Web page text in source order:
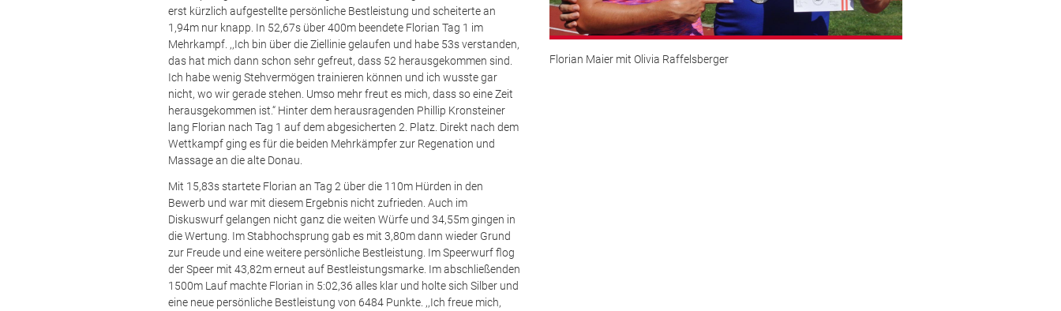
erst kürzlich aufgestellte persönliche Bestleistung und scheiterte an
1,94m nur knapp. In 52,67s über 400m beendete Florian Tag 1 im
Mehrkampf. ,,Ich bin über die Ziellinie gelaufen und habe 53s verstanden,
das hat mich dann schon sehr gefreut, dass 52 herausgekommen sind.
Ich habe wenig Stehvermögen trainieren können und ich wusste gar
nicht, wo wir gerade stehen. Umso mehr freut es mich, dass so eine Zeit
herausgekommen ist.“ Hinter dem herausragenden Phillip Kronsteiner
lang Florian nach Tag 1 auf dem abgesicherten 2. Platz. Direkt nach dem
Wettkampf ging es für die beiden Mehrkämpfer zur Regenation und
Massage an die alte Donau.
Mit 15,83s startete Florian an Tag 2 über die 110m Hürden in den
Bewerb und war mit diesem Ergebnis nicht zufrieden. Auch im
Diskuswurf gelangen nicht ganz die weiten Würfe und 34,55m gingen in
die Wertung. Im Stabhochsprung gab es mit 3,80m dann wieder Grund
zur Freude und eine weitere persönliche Bestleistung. Im Speerwurf flog
der Speer mit 43,82m erneut auf Bestleistungsmarke. Im abschließenden
1500m Lauf machte Florian in 5:02,36 alles klar und holte sich Silber und
eine neue persönliche Bestleistung von 6484 Punkte. ,,Ich freue mich,
Florian Maier mit Olivia Raffelsberger